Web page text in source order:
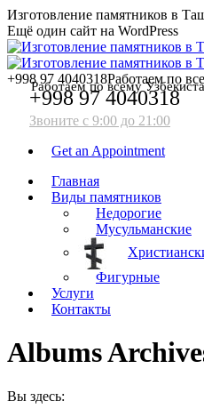
Перейти
к
содержанию
Facebook
Telegram
Изготовление памятников в
Ещё один сайт на WordPress
+998 97 4040318Работаем по
Работаем по всему
+998 97 4040318
Звоните с 9:00 до 21:00
Get an Appointment
Главная
Виды памятников
Недорогие
Мусульманские
Фигурные
Услуги
Контакты
Albums
Вы здесь: